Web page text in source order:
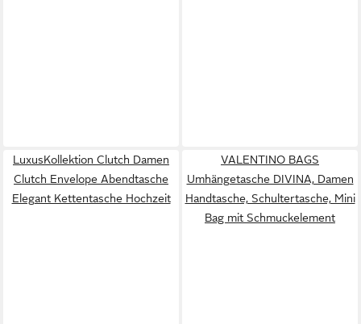
LuxusKollektion Clutch Damen
Clutch Envelope Abendtasche
Elegant Kettentasche Hochzeit
VALENTINO BAGS
Umhängetasche DIVINA, Damen
Handtasche, Schultertasche, Mini
Bag mit Schmuckelement